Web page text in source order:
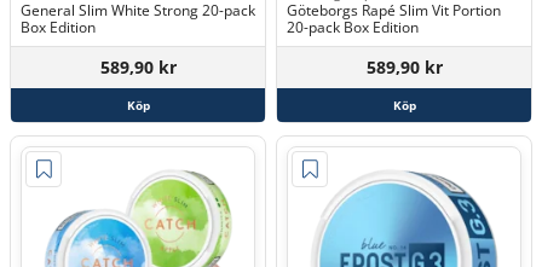
General Slim White Strong 20-pack
Box Edition
589,90 kr
Köp
Göteborgs Rapé Slim Vit Portion
20-pack Box Edition
589,90 kr
Köp